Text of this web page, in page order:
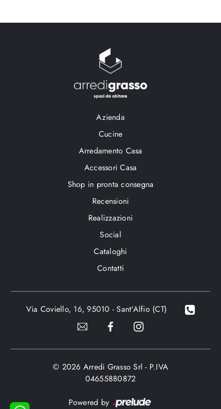
Azienda
Cucine
Arredamento Casa
Accessori Casa
Shop in pronta consegna
Recensioni
Realizzazioni
Social
Cataloghi
Contatti
Via Coviello, 16, 95010 - Sant'Alfio (CT)
© 2026 Arredi Grasso Srl - P.IVA
04655880872
Powered by